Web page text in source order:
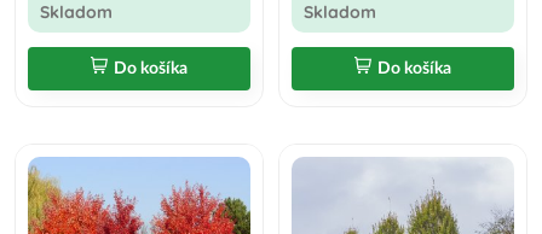
Skladom
Do košíka
Skladom
Do košíka